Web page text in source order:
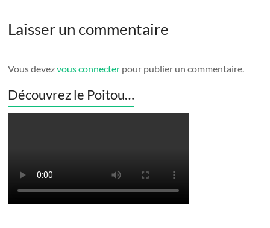
Laisser un commentaire
Vous devezvous connecter pour publier un commentaire.
Découvrez le Poitou…